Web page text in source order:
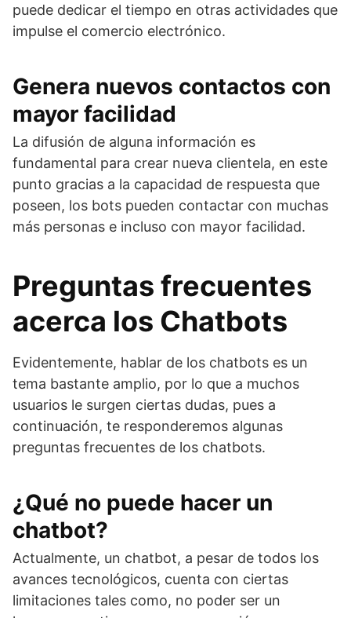
puede dedicar el tiempo en otras actividades que
impulse el comercio electrónico.
Genera nuevos contactos con
mayor facilidad
La difusión de alguna información es
fundamental para crear nueva clientela, en este
punto gracias a la capacidad de respuesta que
poseen, los bots pueden contactar con muchas
más personas e incluso con mayor facilidad.
Preguntas frecuentes
acerca los Chatbots
Evidentemente, hablar de los chatbots es un
tema bastante amplio, por lo que a muchos
usuarios le surgen ciertas dudas, pues a
continuación, te responderemos algunas
preguntas frecuentes de los chatbots.
¿Qué no puede hacer un
chatbot?
Actualmente, un chatbot, a pesar de todos los
avances tecnológicos, cuenta con ciertas
limitaciones tales como, no poder ser un